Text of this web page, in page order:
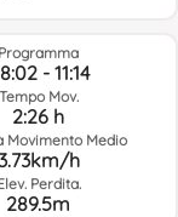
Programma
- 11:14
Tempo Mov.
2:26 h
Movimento Medio
3.73km/h
Perdita.
289.5m